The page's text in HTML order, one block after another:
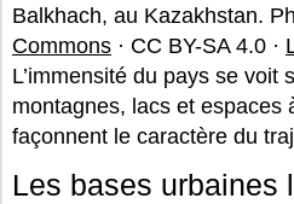
Balkhach, au Kazakhstan.
Commons · CC BY-SA 4.0 ·
L’immensité du pays se voit
montagnes, lacs et espaces
façonnent le caractère du
Les bases urbaines